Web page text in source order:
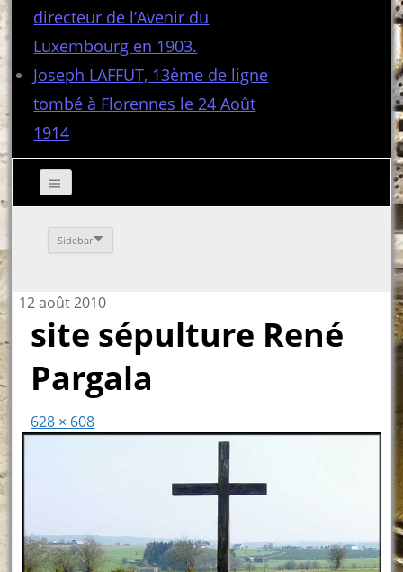
directeur de l’Avenir du
Luxembourg en 1903.
Joseph LAFFUT, 13ème de ligne
tombé à Florennes le 24 Août
1914
Sidebar
12 août 2010
site sépulture René
Pargala
628 × 608